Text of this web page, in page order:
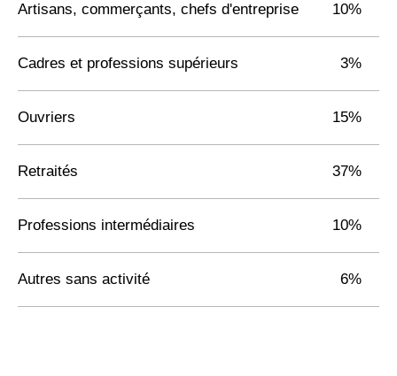
Artisans, commerçants, chefs d'entreprise 10%
Cadres et professions supérieurs 3%
Ouvriers 15%
Retraités 37%
Professions intermédiaires 10%
Autres sans activité 6%